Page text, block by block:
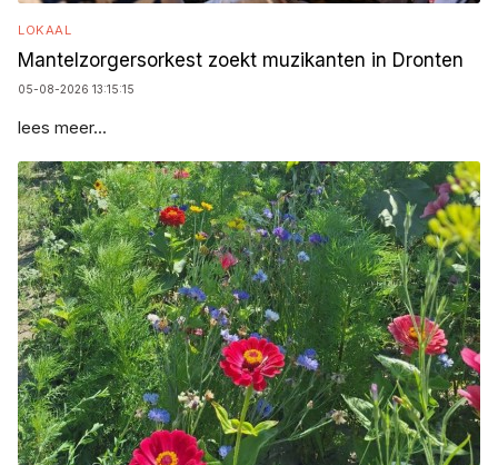
LOKAAL
Mantelzorgersorkest zoekt muzikanten in Dronten
05-08-2026 13:15:15
lees meer...